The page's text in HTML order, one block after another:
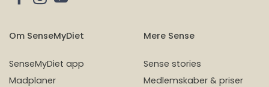
Om SenseMyDiet
SenseMyDiet app
Madplaner
Mere Sense
Sense stories
Medlemskaber & priser